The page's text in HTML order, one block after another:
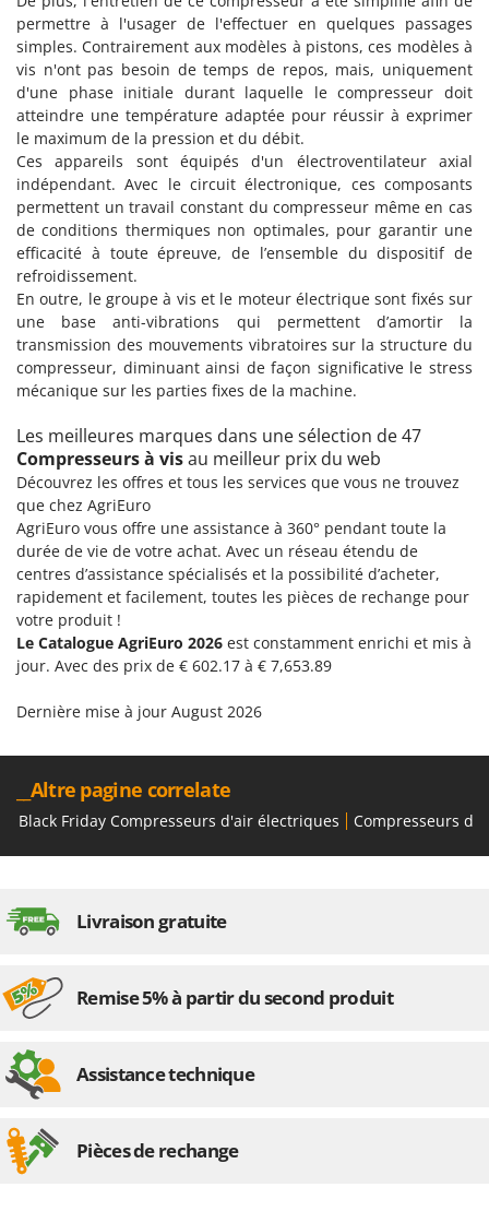
permettre à l'usager de l'effectuer en quelques passages
simples. Contrairement aux modèles à pistons, ces modèles à
vis n'ont pas besoin de temps de repos, mais, uniquement
d'une phase initiale durant laquelle le compresseur doit
atteindre une température adaptée pour réussir à exprimer
le maximum de la pression et du débit.
Ces appareils sont équipés d'un électroventilateur axial
indépendant. Avec le circuit électronique, ces composants
permettent un travail constant du compresseur même en cas
de conditions thermiques non optimales, pour garantir une
efficacité à toute épreuve, de l’ensemble du dispositif de
refroidissement.
En outre, le groupe à vis et le moteur électrique sont fixés sur
une base anti-vibrations qui permettent d’amortir la
transmission des mouvements vibratoires sur la structure du
compresseur, diminuant ainsi de façon significative le stress
mécanique sur les parties fixes de la machine.
Les meilleures marques dans une sélection de 47
Compresseurs à visau meilleur prix du web
Découvrez les offres et tous les services que vous ne trouvez
que chez AgriEuro
AgriEuro vous offre une assistance à 360° pendant toute la
durée de vie de votre achat. Avec un réseau étendu de
centres d’assistance spécialisés et la possibilité d’acheter,
rapidement et facilement, toutes les pièces de rechange pour
votre produit !
Le Catalogue AgriEuro 2026 est constamment enrichi et mis à
jour. Avec des prix de € 602.17 à € 7,653.89
Dernière mise à jour August 2026
__Altre pagine correlate
Black Friday Compresseurs d'air électriques Compresseurs
Livraison gratuite
Remise 5% à partir du second produit
Assistance technique
Pièces de rechange